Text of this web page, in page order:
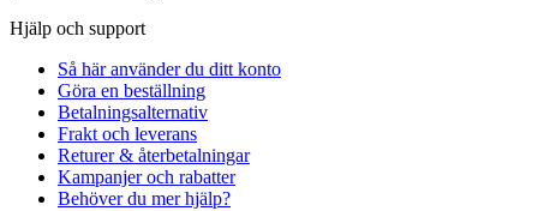
Hjälp och support
Så här använder du ditt konto
Göra en beställning
Betalningsalternativ
Frakt och leverans
Returer & återbetalningar
Kampanjer och rabatter
Behöver du mer hjälp?